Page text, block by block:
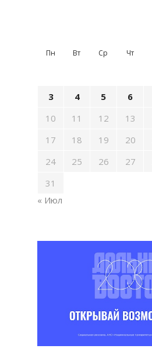
Пн Вт Ср Чт
3
4 5 6
10
11 12 13
17
18 19 20
24
25 26 27
31
« Июл